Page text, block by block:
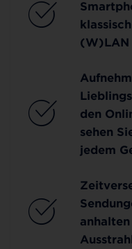
(W)LAN
den
sehen
jedem